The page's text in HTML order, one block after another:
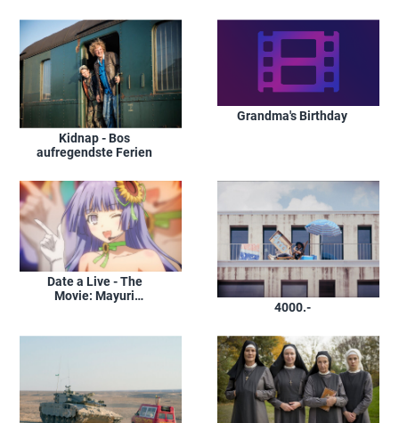
Kidnap - Bos
aufregendste Ferien
Grandma's Birthday
Date a Live - The
Movie: Mayuri
4000.-